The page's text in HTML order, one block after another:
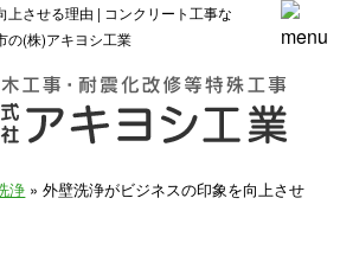
させる理由 | コンクリート工事な
の(株)アキヨシ工業
浄 » 外壁洗浄がビジネスの印象を向上させ